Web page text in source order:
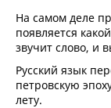
На самом деле
появляется
звучит слово, и
Русский язык
петровскую
лету.